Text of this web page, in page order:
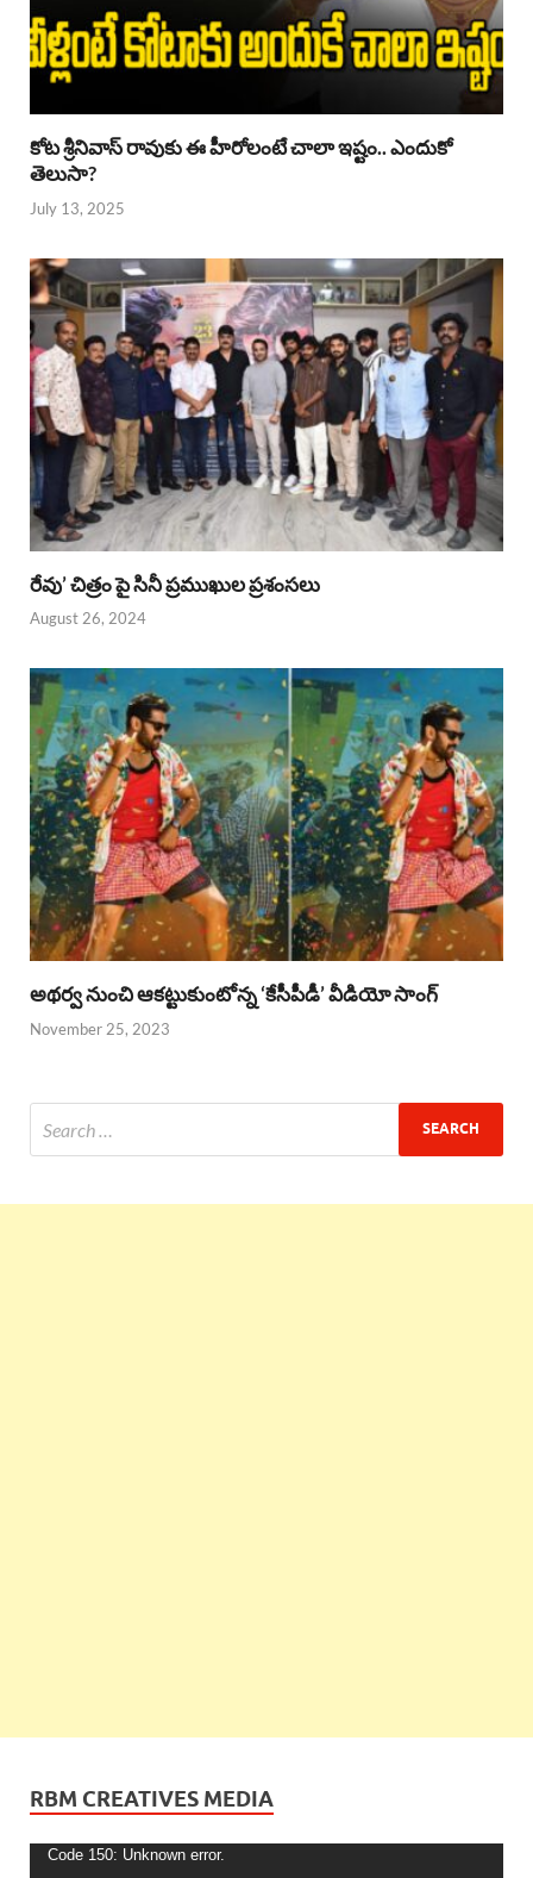
కోట శ్రీనివాస్ రావుకు ఈ హీరోలంటే చాలా ఇష్టం.. ఎందుకో
తెలుసా?
July 13, 2025
రేవు’ చిత్రం పై సినీ ప్రముఖుల ప్రశంసలు
August 26, 2024
అథర్వ నుంచి ఆకట్టుకుంటోన్న ‘కేసీపీడీ’ వీడియో సాంగ్
November 25, 2023
RBM CREATIVES MEDIA
Video
Code 150: Unknown error.